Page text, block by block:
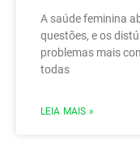
A saúde feminina
questões, e os
problemas mais
todas
LEIA MAIS »